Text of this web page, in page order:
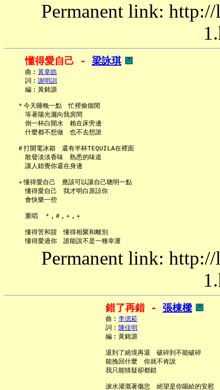
Permanent link:
懂得愛自己 - 梁詠琪
     曲︰
黃韋皓
     詞︰
謝明訓
     編︰黃銘源
   ＊今天睡晚一點　忙裡偷個閒
     等著陽光灑向我房間
     倒一杯白開水　賴在床旁邊
     什麼都不想做　也不去想誰
   ＃打開電冰箱　還有半杯TEQUILA在裡面
     散發淡淡香味　熟悉的味道
     讓人錯覺你還在身邊
   ＋懂得愛自己　應該可以讓自己聰明一點
     懂得愛自己　我才明白原諒你
     會快樂一些
     重唱　＊,＃,＋,＋
     懂得苦和甜　懂得相聚和離別
Permanent link:
錯了再錯 - 張棟樑
     曲︰
李偲菘
     詞︰
陳佳明
     編︰黃銘源
     退到了絕境再退　破碎到不能破碎
     能挽回什麼　你就不肯說
     我只能猜疑卻都錯
     淚水灌溉著傷悲　絕望是你賜給的安慰